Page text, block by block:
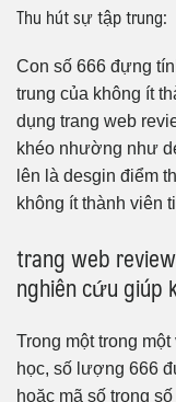
Thu hút sự tập trung:
Con số 666 đựng
trung của không ít
dụng trang web
khéo nhường như
lên là desgin điểm
không ít thành viên
trang web
nghiên cứu giúp
Trong một trong
học, số lượng 666
hoặc mã số trong